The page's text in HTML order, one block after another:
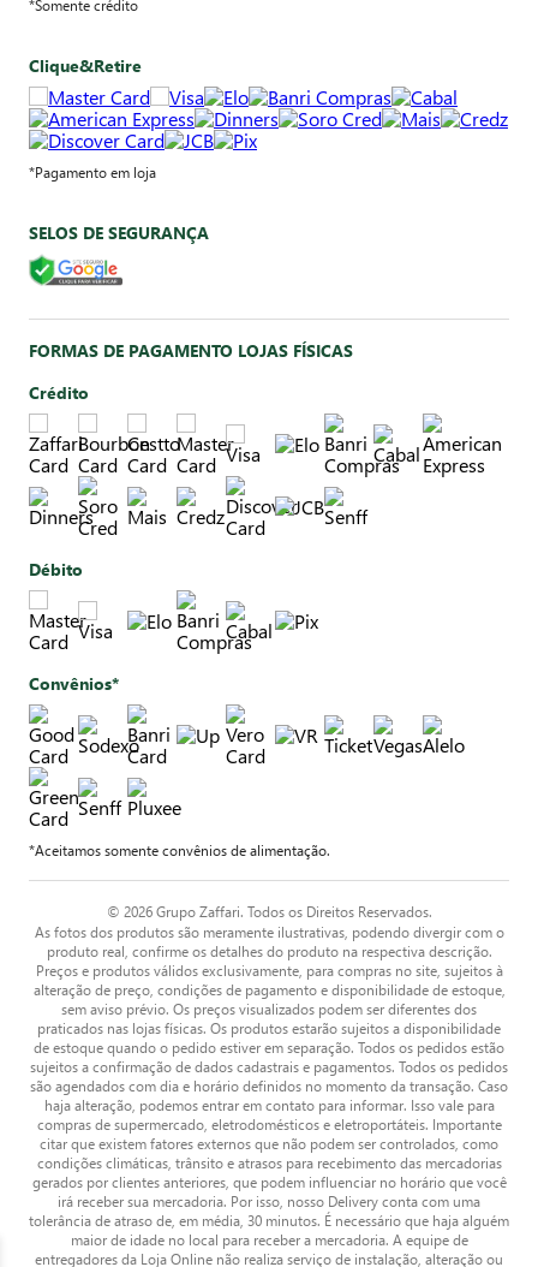
*Somente crédito
Clique&Retire
*Pagamento em loja
SELOS DE SEGURANÇA
FORMAS DE PAGAMENTO LOJAS FÍSICAS
Crédito
Débito
Convênios*
*Aceitamos somente convênios de alimentação.
© 2026 Grupo Zaffari. Todos os Direitos Reservados.
As fotos dos produtos são meramente ilustrativas, podendo divergir com o
produto real, confirme os detalhes do produto na respectiva descrição.
Preços e produtos válidos exclusivamente, para compras no site, sujeitos à
alteração de preço, condições de pagamento e disponibilidade de estoque,
sem aviso prévio. Os preços visualizados podem ser diferentes dos
praticados nas lojas físicas. Os produtos estarão sujeitos a disponibilidade
de estoque quando o pedido estiver em separação. Todos os pedidos estão
sujeitos a confirmação de dados cadastrais e pagamentos. Todos os pedidos
são agendados com dia e horário definidos no momento da transação. Caso
haja alteração, podemos entrar em contato para informar. Isso vale para
compras de supermercado, eletrodomésticos e eletroportáteis. Importante
citar que existem fatores externos que não podem ser controlados, como
condições climáticas, trânsito e atrasos para recebimento das mercadorias
gerados por clientes anteriores, que podem influenciar no horário que você
irá receber sua mercadoria. Por isso, nosso Delivery conta com uma
tolerância de atraso de, em média, 30 minutos. É necessário que haja alguém
maior de idade no local para receber a mercadoria. A equipe de
entregadores da Loja Online não realiza serviço de instalação, alteração ou